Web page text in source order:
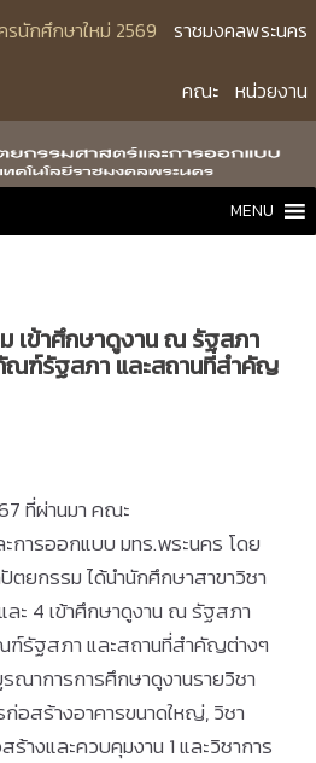
นักศึกษาใหม่ 2569 ราชมงคลพระนคร
คณะ หน่วยงาน
MENU
เข้าศึกษาดูงาน ณ รัฐสภา
ฑ์รัฐสภา และสถานที่สำคัญ
ที่ผ่านมา คณะ
การออกแบบ มทร.พระนคร โดย
ยกรรม ได้นำนักศึกษาสาขาวิชา
ะ 4 เข้าศึกษาดูงาน ณ รัฐสภา
รัฐสภา และสถานที่สำคัญต่างๆ
ณาการการศึกษาดูงานรายวิชา
ก่อสร้างอาคารขนาดใหญ่, วิชา
ร้างและควบคุมงาน 1 และวิชาการ